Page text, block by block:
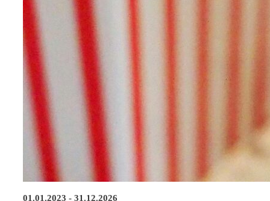
01.01.2023 - 31.12.2026